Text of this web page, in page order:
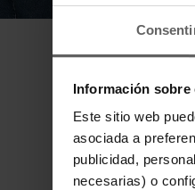
Información sobre
Este sitio web
asociada a
publicidad,
necesarias) o